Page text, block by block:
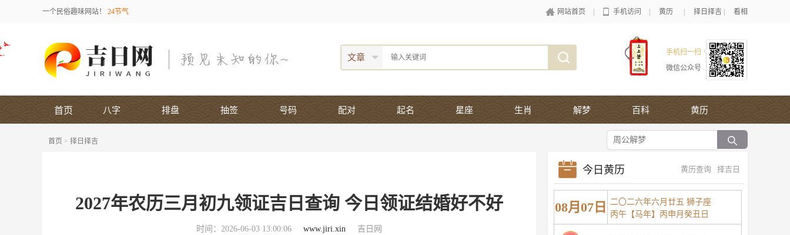
一个民俗趣味网站！ 24节气 网站首页 手机访问 黄历 择日择吉 看相
文章
手机扫一扫
微信公众号
首页 八字 排盘 抽签 号码 配对 起名 星座 生肖 解梦 百科 黄历
首页 > 择日择吉
2027年农历三月初九领证吉日查询 今日领证结婚好不好
时间：2026-06-03 13:00:06 www.jiri.xin 吉日网
今日黄历 黄历查询 择吉日
08月07日
二〇二六年六月廿五 狮子座
丙午【马年】丙申月癸丑日